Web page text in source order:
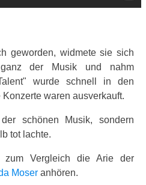
geworden, widmete sie sich
der Musik und nahm
wurde schnell in den
waren ausverkauft.
schönen Musik, sondern
tot lachte.
zum Vergleich die Arie der
Moser anhören.